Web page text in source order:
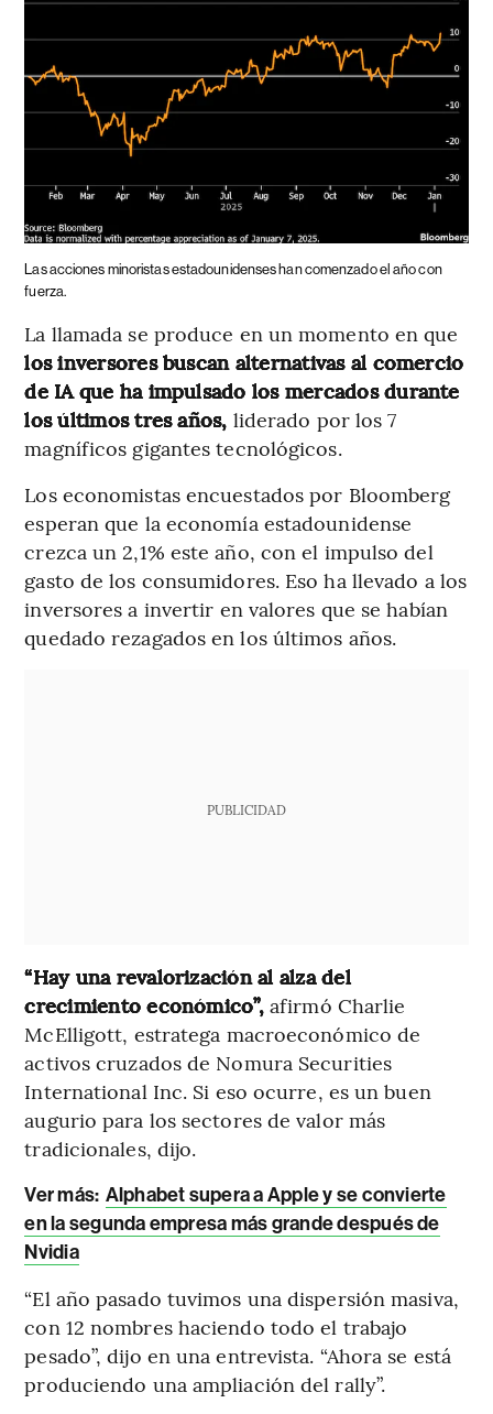
Las acciones minoristas estadounidenses han comenzado el año con
fuerza.
La llamada se produce en un momento en que
los inversores buscan alternativas al comercio
de IA que ha impulsado los mercados durante
los últimos tres años, liderado por los 7
magníficos gigantes tecnológicos.
Los economistas encuestados por Bloomberg
esperan que la economía estadounidense
crezca un 2,1% este año, con el impulso del
gasto de los consumidores. Eso ha llevado a los
inversores a invertir en valores que se habían
quedado rezagados en los últimos años.
PUBLICIDAD
“Hay una revalorización al alza del
crecimiento económico”,afirmó Charlie
McElligott, estratega macroeconómico de
activos cruzados de Nomura Securities
International Inc. Si eso ocurre, es un buen
augurio para los sectores de valor más
tradicionales, dijo.
Ver más: Alphabet supera a Apple y se convierte
en la segunda empresa más grande después de
Nvidia
“El año pasado tuvimos una dispersión masiva,
con 12 nombres haciendo todo el trabajo
pesado”, dijo en una entrevista. “Ahora se está
produciendo una ampliación del rally”.